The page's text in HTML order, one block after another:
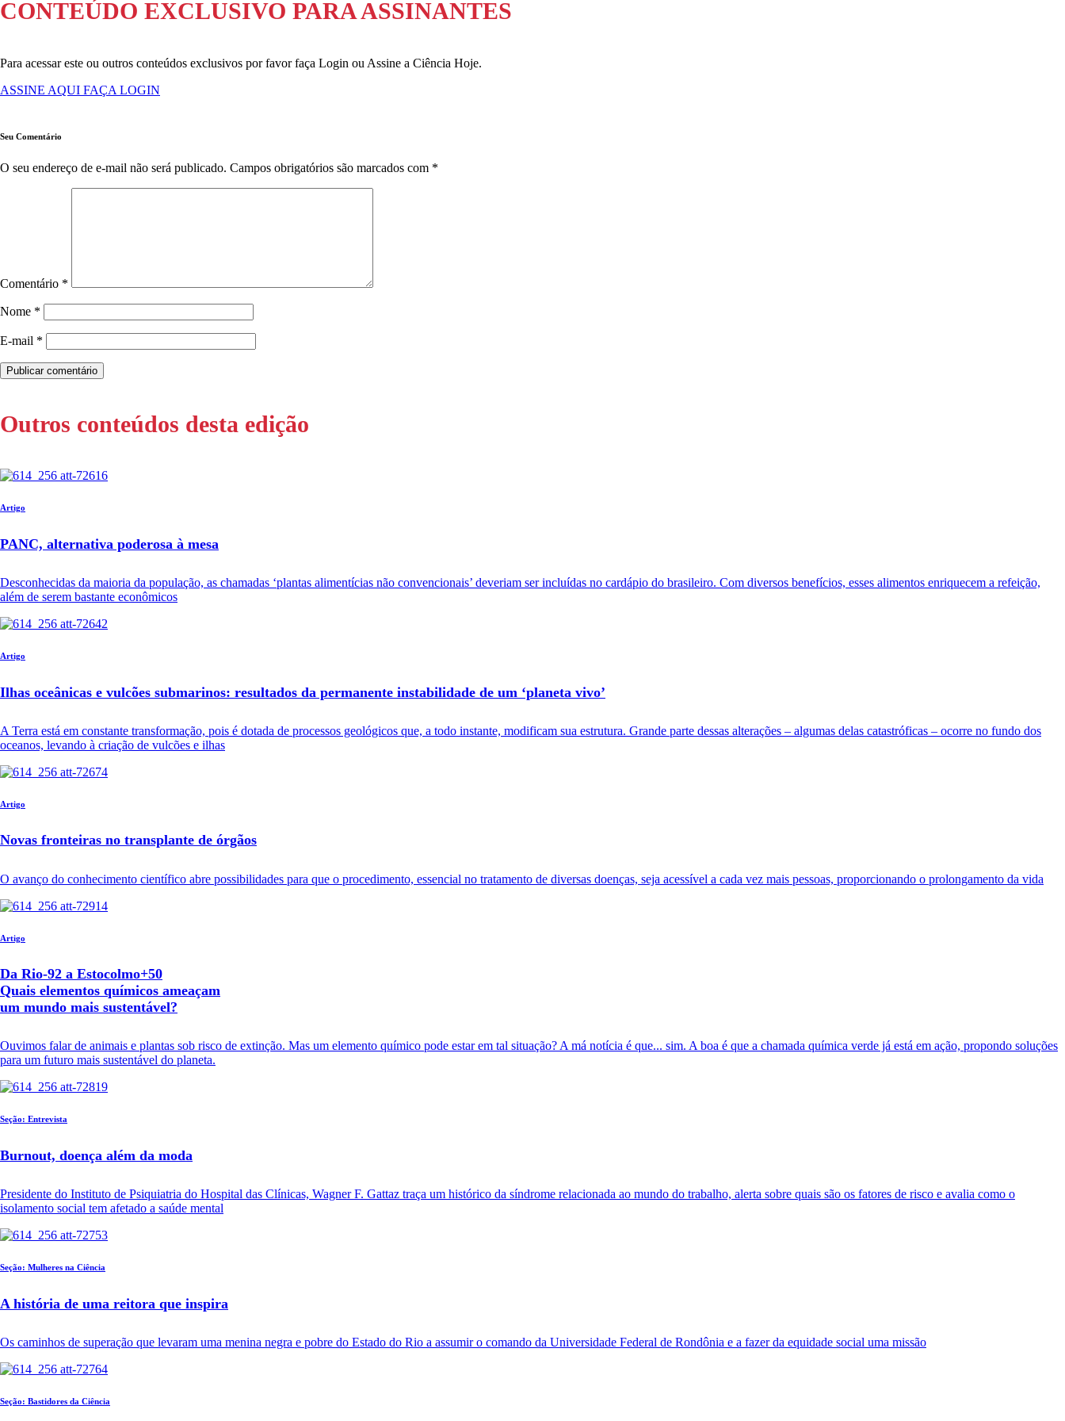
CONTEÚDO EXCLUSIVO PARA ASSINANTES
Para acessar este ou outros conteúdos exclusivos por favor faça Login ou Assine a Ciência Hoje.
ASSINE AQUI FAÇA LOGIN
Seu Comentário
O seu endereço de e-mail não será publicado. Campos obrigatórios são marcados com *
Comentário *
Nome *
E-mail *
Outros conteúdos desta edição
Artigo
PANC, alternativa poderosa à mesa
Desconhecidas da maioria da população, as chamadas ‘plantas alimentícias não convencionais’ deveriam ser incluídas no cardápio do brasileiro. Com diversos benefícios, esses alimentos enriquecem a refeição,
além de serem bastante econômicos
Artigo
Ilhas oceânicas e vulcões submarinos: resultados da permanente instabilidade de um ‘planeta vivo’
A Terra está em constante transformação, pois é dotada de processos geológicos que, a todo instante, modificam sua estrutura. Grande parte dessas alterações – algumas delas catastróficas – ocorre no fundo dos
oceanos, levando à criação de vulcões e ilhas
Artigo
Novas fronteiras no transplante de órgãos
O avanço do conhecimento científico abre possibilidades para que o procedimento, essencial no tratamento de diversas doenças, seja acessível a cada vez mais pessoas, proporcionando o prolongamento da vida
Artigo
Da Rio-92 a Estocolmo+50
Quais elementos químicos ameaçam
um mundo mais sustentável?
Ouvimos falar de animais e plantas sob risco de extinção. Mas um elemento químico pode estar em tal situação? A má notícia é que... sim. A boa é que a chamada química verde já está em ação, propondo soluções
para um futuro mais sustentável do planeta.
Seção: Entrevista
Burnout, doença além da moda
Presidente do Instituto de Psiquiatria do Hospital das Clínicas, Wagner F. Gattaz traça um histórico da síndrome relacionada ao mundo do trabalho, alerta sobre quais são os fatores de risco e avalia como o
isolamento social tem afetado a saúde mental
Seção: Mulheres na Ciência
A história de uma reitora que inspira
Os caminhos de superação que levaram uma menina negra e pobre do Estado do Rio a assumir o comando da Universidade Federal de Rondônia e a fazer da equidade social uma missão
Seção: Bastidores da Ciência